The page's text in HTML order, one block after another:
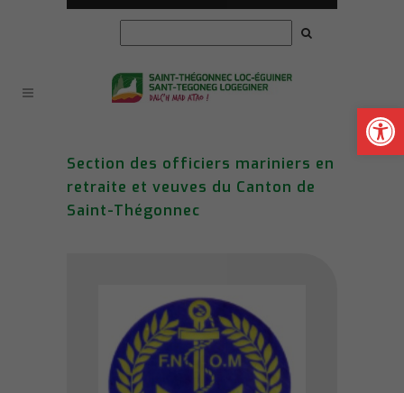
Ouvrir
Section des officiers mariniers en
retraite et veuves du Canton de
Saint-Thégonnec